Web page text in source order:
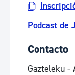
Podcast de
Contacto
Gazteleku -